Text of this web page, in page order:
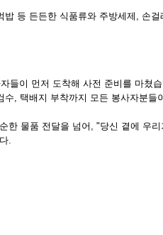
밥 등 든든한 식품류와 주방세제, 손
들이 먼저 도착해 사전 준비를 마쳤
수, 택배지 부착까지 모든 봉사자분
한 물품 전달을 넘어, "당신 곁에 우
.